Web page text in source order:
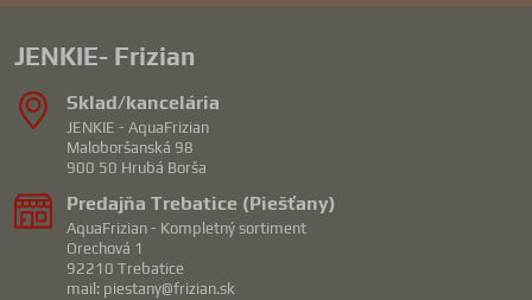
JENKIE- Frizian
Sklad/kancelária
JENKIE - AquaFrizian
Maloboršanská 98
900 50 Hrubá Borša
Predajňa Trebatice (Piešťany)
AquaFrizian - Kompletný sortiment
Orechová 1
92210 Trebatice
mail: piestany@frizian.sk